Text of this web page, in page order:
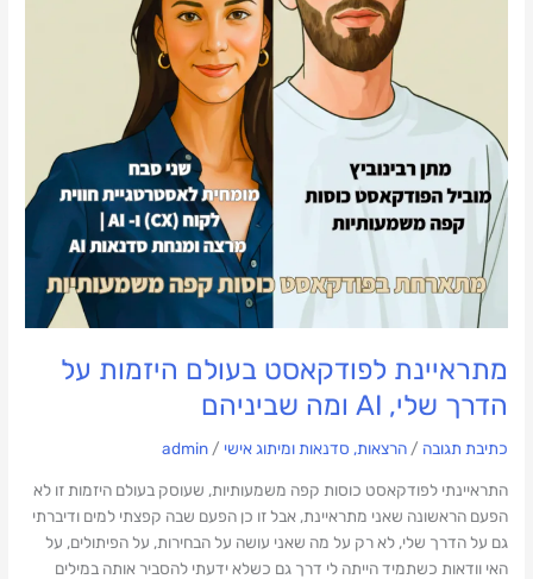
מתראיינת לפודקאסט בעולם היזמות על
הדרך שלי, AI ומה שביניהם
כתיבת תגובה /הרצאות, סדנאות ומיתוג אישי /
admin
התראיינתי לפודקאסט כוסות קפה משמעותיות, שעוסק בעולם היזמות זו לא
הפעם הראשונה שאני מתראיינת, אבל זו כן הפעם שבה קפצתי למים ודיברתי
גם על הדרך שלי, לא רק על מה שאני עושה על הבחירות, על הפיתולים, על
האי וודאות כשתמיד הייתה לי דרך גם כשלא ידעתי להסביר אותה במילים
ומה
שביניהם